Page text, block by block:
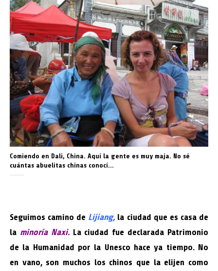
Comiendo en Dali, China. Aquí la gente es muy maja. No sé
cuántas abuelitas chinas conocí…
Seguimos camino de Lijiang, la ciudad que es casa de
la minoría Naxi.La ciudad fue declarada Patrimonio
de la Humanidad por la Unesco hace ya tiempo. No
en vano, son muchos los chinos que la elijen como